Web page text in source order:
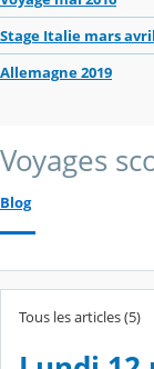
Stage Italie mars
Allemagne 2019
Voyages
Blog
Tous les articles (5)